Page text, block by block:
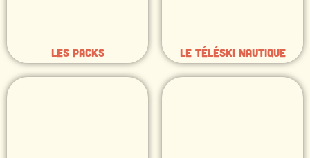
Les packs Le téléski nautique